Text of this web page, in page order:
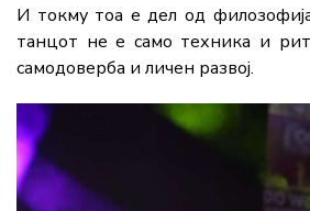
И токму тоа е дел од
танцот не е само техника и
самодоверба и личен развој.